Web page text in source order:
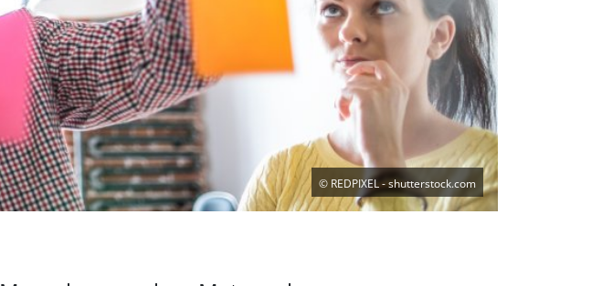
© REDPIXEL - shutterstock.com